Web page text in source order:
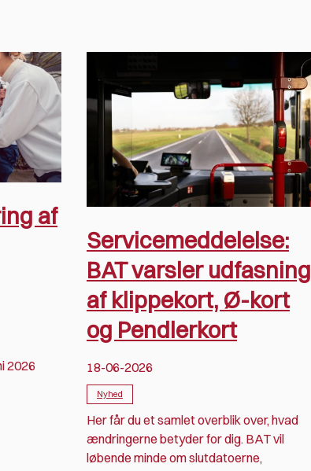
af
2026
Servicemeddelelse:
BAT varsler udfasning
af klippekort, Ø-kort
og Pendlerkort
18-06-2026
Nyhed
Her får du et samlet overblik over, hvad
ændringerne betyder for dig. BAT vil
løbende minde om slutdatoerne,